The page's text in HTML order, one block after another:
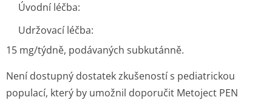
Úvodní léčba:
Udržovací léčba:
15 mg/týdně, podávaných subkutánně.
Není dostupný dostatek zkušeností s pediatrickou
populací, který by umožnil doporučit Metoject PEN